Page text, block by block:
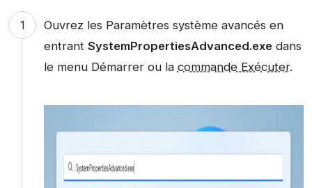
Ouvrez les Paramètres système avancés en
entrant SystemPropertiesAdvanced.exedans
le menu Démarrer ou la commande Exécuter.